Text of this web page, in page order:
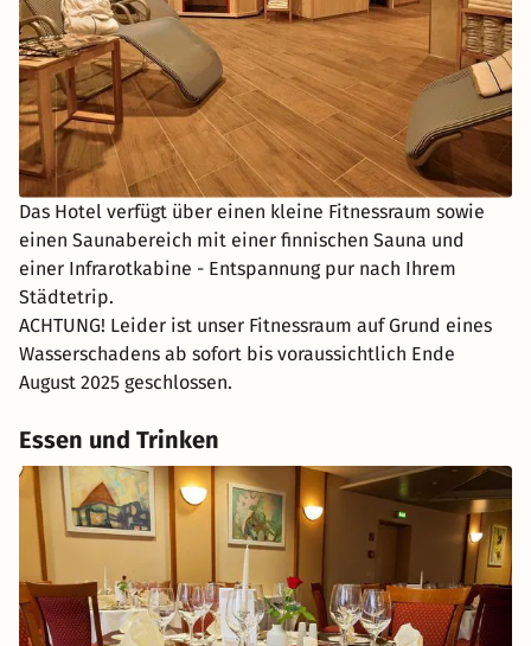
Das Hotel verfügt über einen kleine Fitnessraum sowie
einen Saunabereich mit einer finnischen Sauna und
einer Infrarotkabine - Entspannung pur nach Ihrem
Städtetrip.
ACHTUNG! Leider ist unser Fitnessraum auf Grund eines
Wasserschadens ab sofort bis voraussichtlich Ende
August 2025 geschlossen.
Essen und Trinken